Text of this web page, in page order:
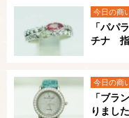
今日の商
「パ
チナ 指
今日の商
「ブ
りました